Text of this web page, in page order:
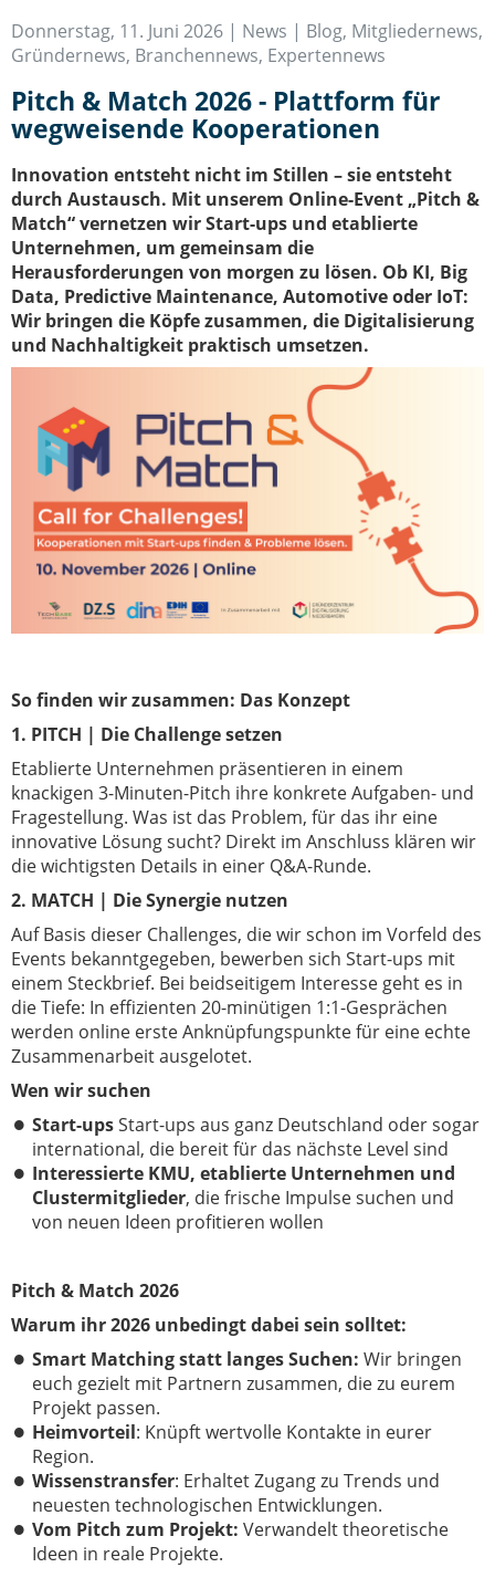
Start-Up Augsburg
Donnerstag, 11. Juni 2026 | News | Blog, Mitgliedernews,
Gründernews, Branchennews, Expertennews
Pitch & Match 2026 - Plattform für
wegweisende Kooperationen
Innovation entsteht nicht im Stillen – sie entsteht
durch Austausch. Mit unserem Online-Event „Pitch &
Match“ vernetzen wir Start-ups und etablierte
Unternehmen, um gemeinsam die
Herausforderungen von morgen zu lösen. Ob KI, Big
Data, Predictive Maintenance, Automotive oder IoT:
Wir bringen die Köpfe zusammen, die Digitalisierung
und Nachhaltigkeit praktisch umsetzen.
So finden wir zusammen: Das Konzept
1. PITCH | Die Challenge setzen
Etablierte Unternehmen präsentieren in einem
knackigen 3-Minuten-Pitch ihre konkrete Aufgaben- und
Fragestellung. Was ist das Problem, für das ihr eine
innovative Lösung sucht? Direkt im Anschluss klären wir
die wichtigsten Details in einer Q&A-Runde.
2. MATCH | Die Synergie nutzen
Auf Basis dieser Challenges, die wir schon im Vorfeld des
Events bekanntgegeben, bewerben sich Start-ups mit
einem Steckbrief. Bei beidseitigem Interesse geht es in
die Tiefe: In effizienten 20-minütigen 1:1-Gesprächen
werden online erste Anknüpfungspunkte für eine echte
Zusammenarbeit ausgelotet.
Wen wir suchen
Start-upsStart-ups aus ganz Deutschland oder sogar
international, die bereit für das nächste Level sind
Interessierte KMU, etablierte Unternehmen und
Clustermitglieder, die frische Impulse suchen und
von neuen Ideen profitieren wollen
Pitch & Match 2026
Warum ihr 2026 unbedingt dabei sein solltet:
Smart Matching statt langes Suchen: Wir bringen
euch gezielt mit Partnern zusammen, die zu eurem
Projekt passen.
Heimvorteil: Knüpft wertvolle Kontakte in eurer
Region.
Wissenstransfer: Erhaltet Zugang zu Trends und
neuesten technologischen Entwicklungen.
Vom Pitch zum Projekt: Verwandelt theoretische
Ideen in reale Projekte.